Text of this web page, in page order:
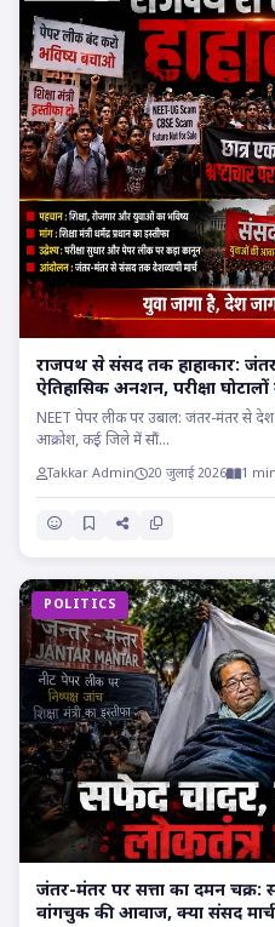
राजपथ से संसद तक हाहाकार:
ऐतिहासिक अनशन, परीक्षा
संसद मार्च का प्रचंड शंखनाद..
NEET पेपर लीक पर उबाल: जंतर-मंतर से
आक्रोश, कई जिले में सौं...
Takkar Admin 20 जुलाई 2026 1 min
POLITICS
जंतर-मंतर पर सत्ता का दमन चक्र:
वांगचुक की आवाज, क्या संसद